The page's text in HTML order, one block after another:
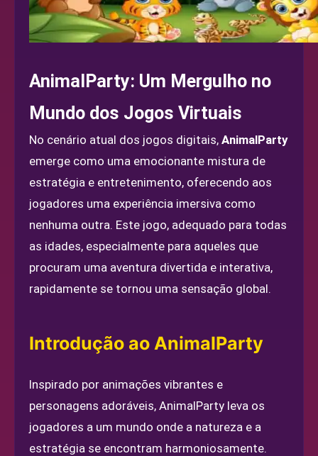
AnimalParty: Um Mergulho no
Mundo dos Jogos Virtuais
No cenário atual dos jogos digitais, AnimalParty
emerge como uma emocionante mistura de
estratégia e entretenimento, oferecendo aos
jogadores uma experiência imersiva como
nenhuma outra. Este jogo, adequado para todas
as idades, especialmente para aqueles que
procuram uma aventura divertida e interativa,
rapidamente se tornou uma sensação global.
Introdução ao AnimalParty
Inspirado por animações vibrantes e
personagens adoráveis, AnimalParty leva os
jogadores a um mundo onde a natureza e a
estratégia se encontram harmoniosamente.